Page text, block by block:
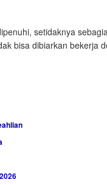
setidaknya
bisa dibiarkan bekerja